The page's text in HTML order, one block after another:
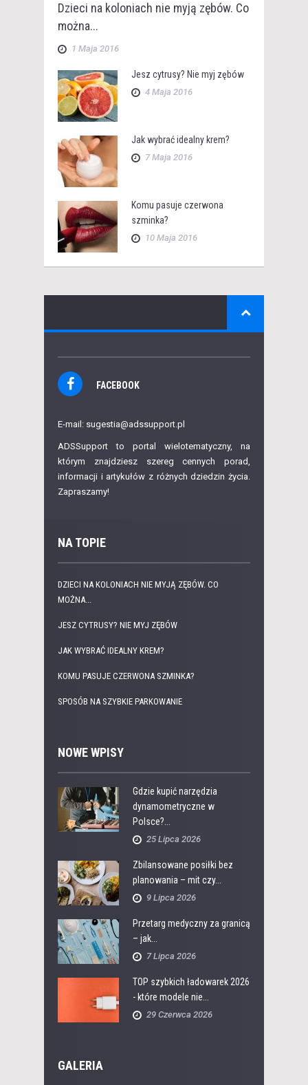
Dzieci na koloniach nie myją zębów. Co
można...
1 Maja 2016
Jesz cytrusy? Nie myj zębów
4 Maja 2016
Jak wybrać idealny krem?
7 Maja 2016
Komu pasuje czerwona
szminka?
10 Maja 2016
FACEBOOK
E-mail: sugestia@adssupport.pl
ADSSupport to portal wielotematyczny, na
którym znajdziesz szereg cennych porad,
informacji i artykułów z różnych dziedzin życia.
Zapraszamy!
NA TOPIE
DZIECI NA KOLONIACH NIE MYJĄ ZĘBÓW. CO
MOŻNA...
JESZ CYTRUSY? NIE MYJ ZĘBÓW
JAK WYBRAĆ IDEALNY KREM?
KOMU PASUJE CZERWONA SZMINKA?
SPOSÓB NA SZYBKIE PARKOWANIE
NOWE WPISY
Gdzie kupić narzędzia
dynamometryczne w
Polsce?...
25 Lipca 2026
Zbilansowane posiłki bez
planowania – mit czy...
9 Lipca 2026
Przetarg medyczny za granicą
– jak...
7 Lipca 2026
TOP szybkich ładowarek 2026
- które modele nie...
29 Czerwca 2026
GALERIA